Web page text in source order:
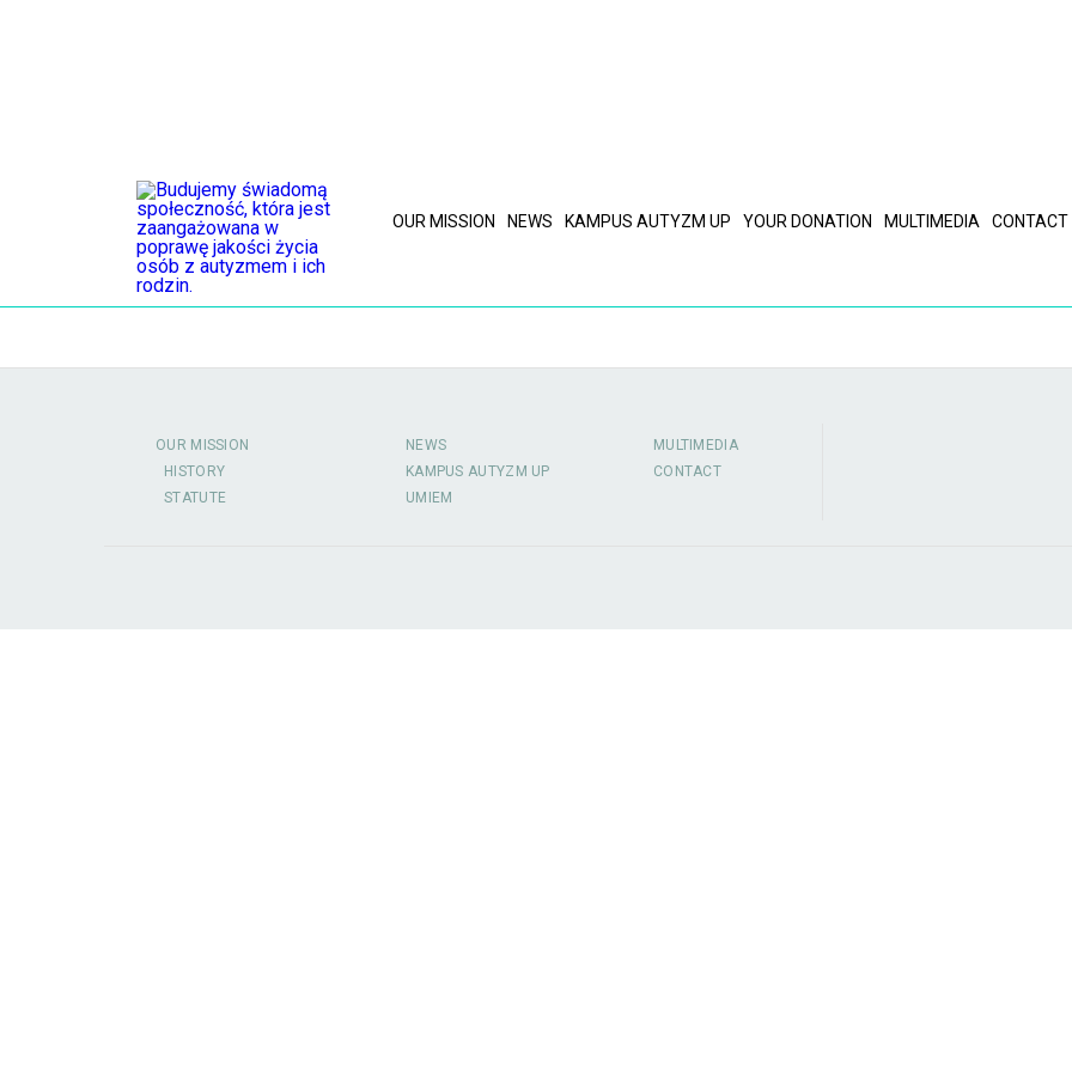
OUR MISSION NEWS KAMPUS AUTYZM UP YOUR DONATION MULTIMEDIA CONTACT
OUR MISSION
HISTORY
STATUTE
NEWS
KAMPUS AUTYZM UP
UMIEM
MULTIMEDIA
CONTACT